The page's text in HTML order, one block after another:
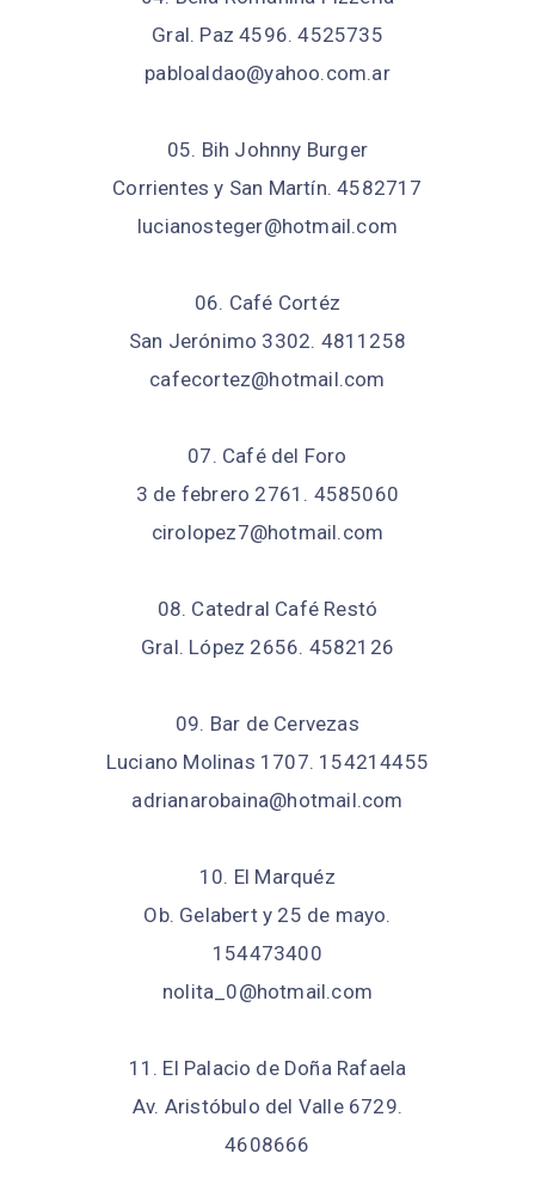
Gral. Paz 4596. 4525735
pabloaldao@yahoo.com.ar
05. Bih Johnny Burger
Corrientes y San Martín. 4582717
lucianosteger@hotmail.com
06. Café Cortéz
San Jerónimo 3302. 4811258
cafecortez@hotmail.com
07. Café del Foro
3 de febrero 2761. 4585060
cirolopez7@hotmail.com
08. Catedral Café Restó
Gral. López 2656. 4582126
09. Bar de Cervezas
Luciano Molinas 1707. 154214455
adrianarobaina@hotmail.com
10. El Marquéz
Ob. Gelabert y 25 de mayo.
154473400
nolita_0@hotmail.com
11. El Palacio de Doña Rafaela
Av. Aristóbulo del Valle 6729.
4608666